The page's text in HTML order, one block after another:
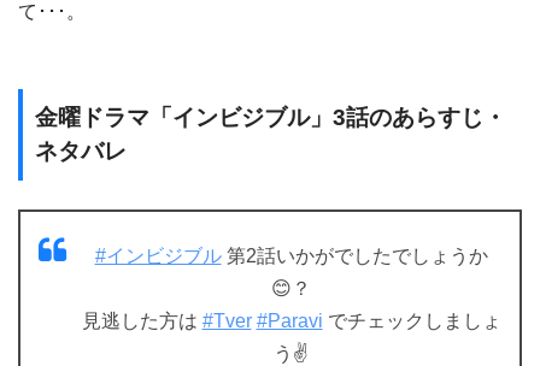
て･･･。
金曜ドラマ「インビジブル」3話のあらすじ・
ネタバレ
#インビジブル第2話いかがでしたでしょうか
😊？
見逃した方は #Tver #Paravi でチェックしましょ
う✌️